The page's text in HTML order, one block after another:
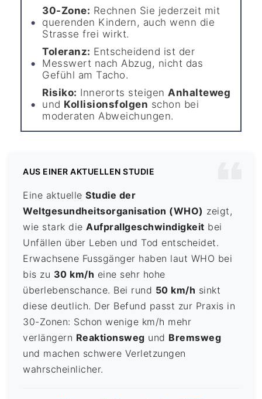
30-Zone: Rechnen Sie jederzeit mit
querenden Kindern, auch wenn die
Strasse frei wirkt.
Toleranz: Entscheidend ist der
Messwert nach Abzug, nicht das
Gefühl am Tacho.
Risiko: Innerorts steigenAnhalteweg
und Kollisionsfolgen schon bei
moderaten Abweichungen.
AUS EINER AKTUELLEN STUDIE
Eine aktuelleStudie der
Weltgesundheitsorganisation (WHO) zeigt,
wie stark dieAufprallgeschwindigkeit bei
Unfällen über Leben und Tod entscheidet.
Erwachsene Fussgänger haben laut WHO bei
bis zu 30 km/h eine sehr hohe
überlebenschance. Bei rund 50 km/h sinkt
diese deutlich. Der Befund passt zur Praxis in
30-Zonen: Schon wenige km/h mehr
verlängern Reaktionsweg und Bremsweg
und machen schwere Verletzungen
wahrscheinlicher.